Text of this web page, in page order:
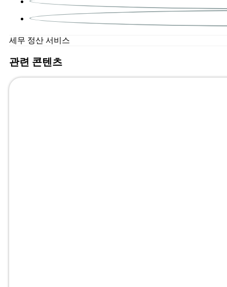
세무 정산 서비스
관련 콘텐츠